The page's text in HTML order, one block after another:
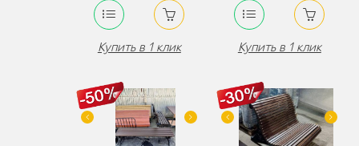
Купить в 1 клик Купить в 1 клик